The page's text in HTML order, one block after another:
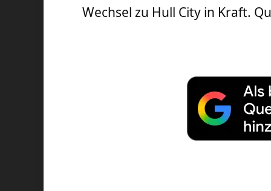
Wechsel zu Hull City in Kraft.